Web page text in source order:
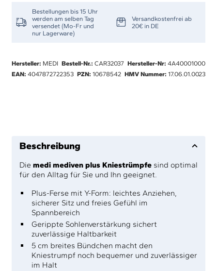
Bestellungen bis 15 Uhr
werden am selben Tag
versendet (Mo-Fr und
nur Lagerware)
Versandkostenfrei ab
20€ in DE
Hersteller: MEDI Bestell-Nr.: CAR32037 Hersteller-Nr: 4A40001000
EAN: 4047872722353 PZN: 10678542 HMV Nummer: 17.06.01.0023
Beschreibung
Die medi mediven plus Kniestrümpfe sind optimal
für den Alltag für Sie und Ihn geeignet.
Plus-Ferse mit Y-Form: leichtes Anziehen,
sicherer Sitz und freies Gefühl im
Spannbereich
Gerippte Sohlenverstärkung sichert
zuverlässige Haltbarkeit
5 cm breites Bündchen macht den
Kniestrumpf noch bequemer und zuverlässiger
im Halt